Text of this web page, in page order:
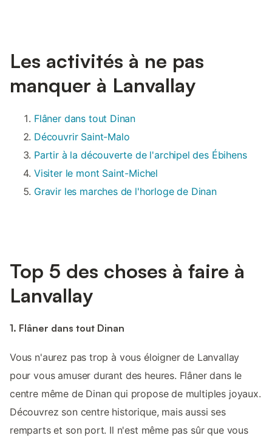
Les activités à ne pas
manquer à Lanvallay
Flâner dans tout Dinan
Découvrir Saint-Malo
Partir à la découverte de l'archipel des Ébihens
Visiter le mont Saint-Michel
Gravir les marches de l'horloge de Dinan
Top 5 des choses à faire à
Lanvallay
1. Flâner dans tout Dinan
Vous n'aurez pas trop à vous éloigner de Lanvallay
pour vous amuser durant des heures. Flâner dans le
centre même de Dinan qui propose de multiples joyaux.
Découvrez son centre historique, mais aussi ses
remparts et son port. Il n'est même pas sûr que vous